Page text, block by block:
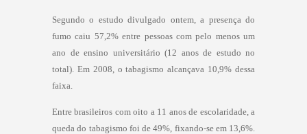
Segundo o estudo divulgado ontem, a presença do
fumo caiu 57,2% entre pessoas com pelo menos um
ano de ensino universitário (12 anos de estudo no
total). Em 2008, o tabagismo alcançava 10,9% dessa
faixa.
Entre brasileiros com oito a 11 anos de escolaridade, a
queda do tabagismo foi de 49%, fixando-se em 13,6%.